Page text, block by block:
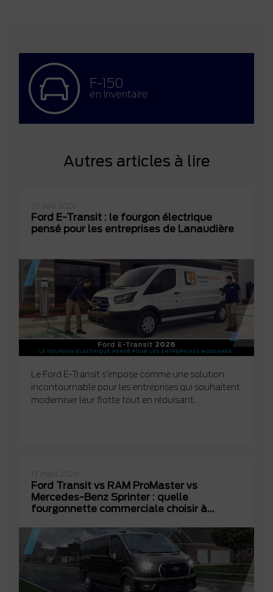
F-150
en inventaire
Autres articles à lire
23 avril 2026
Ford E-Transit : le fourgon électrique
pensé pour les entreprises de Lanaudière
Le Ford E-Transit s’impose comme une solution
incontournable pour les entreprises qui souhaitent
moderniser leur flotte tout en réduisant...
13 mars 2026
Ford Transit vs RAM ProMaster vs
Mercedes-Benz Sprinter : quelle
fourgonnette commerciale choisir à